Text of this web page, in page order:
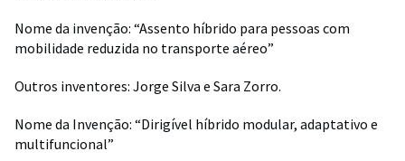
Nome da invenção: “Assento híbrido para pessoas com
mobilidade reduzida no transporte aéreo”
Outros inventores: Jorge Silva e Sara Zorro.
Nome da Invenção: “Dirigível híbrido modular, adaptativo e
multifuncional”